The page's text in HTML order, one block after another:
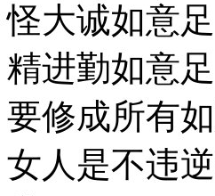
怪大诚如意
精进勤如意足
要修成所有如
女人是不违